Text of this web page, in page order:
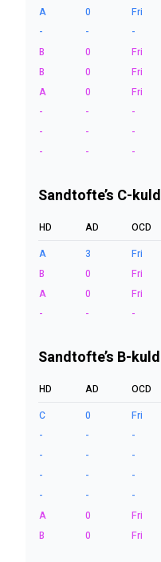
A
0 Fri
-
- -
B
0 Fri
B
0 Fri
A
0 Fri
-
- -
-
- -
-
- -
Sandtofte’s C-kuld
HD AD OCD
A
3 Fri
B
0 Fri
A
0 Fri
-
- -
Sandtofte’s B-kuld
HD AD OCD
C
0 Fri
-
- -
-
- -
-
- -
-
- -
A
0 Fri
B
0 Fri